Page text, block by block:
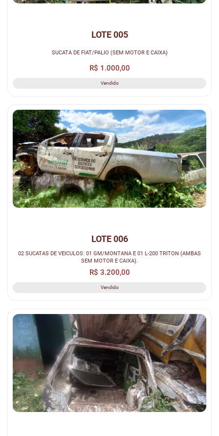
LOTE 005
SUCATA DE FIAT/PALIO (SEM MOTOR E CAIXA)
R$ 1.000,00
Vendido
LOTE 006
02 SUCATAS DE VEICULOS: 01 GM/MONTANA E 01 L-200 TRITON (AMBAS
SEM MOTOR E CAIXA).
R$ 3.200,00
Vendido